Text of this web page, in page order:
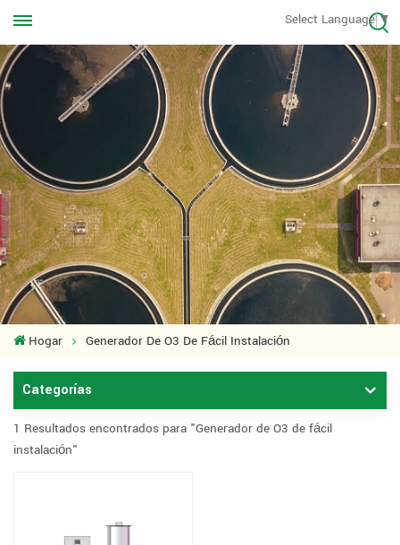
Select Language▼
Llámanos en cualquier momento
Hogar Generador De O3 De Fácil Instalación
Categorías
1 Resultados encontrados para "Generador de O3 de fácil
instalación"